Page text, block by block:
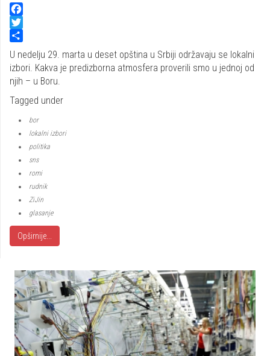
Facebook
Twitter
Share
U nedelju 29. marta u deset opština u Srbiji održavaju se lokalni
izbori. Kakva je predizborna atmosfera proverili smo u jednoj od
njih – u Boru.
Tagged under
bor
lokalni izbori
politika
sns
romi
rudnik
ZiJin
glasanje
Opširnije...